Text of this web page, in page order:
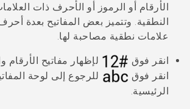
الأرقام أو الرموز أو الأحرف ذات
النطقية. وتتميز بعض المفاتيح بعدة
علامات نطقية مصاحبة لها.
انقر فوق
لإظهار مفاتيح الأرقام
انقر فوق
للرجوع إلى لوحة
الرئيسية.